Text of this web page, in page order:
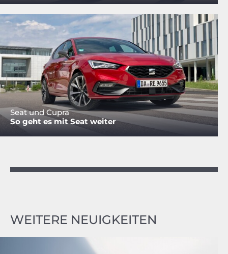
Seat und Cupra
So geht es mit Seat weiter
WEITERE NEUIGKEITEN